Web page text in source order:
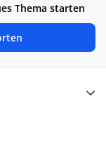
Thema starten